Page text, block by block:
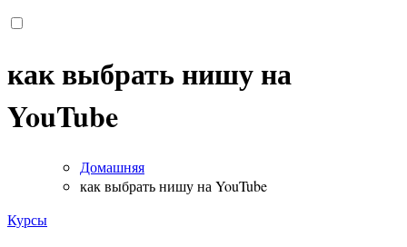
как выбрать нишу на
YouTube
Домашняя
как выбрать нишу на YouTube
Курсы